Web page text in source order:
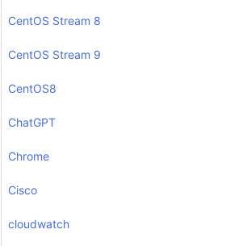
CentOS Stream 8
CentOS Stream 9
CentOS8
ChatGPT
Chrome
Cisco
cloudwatch